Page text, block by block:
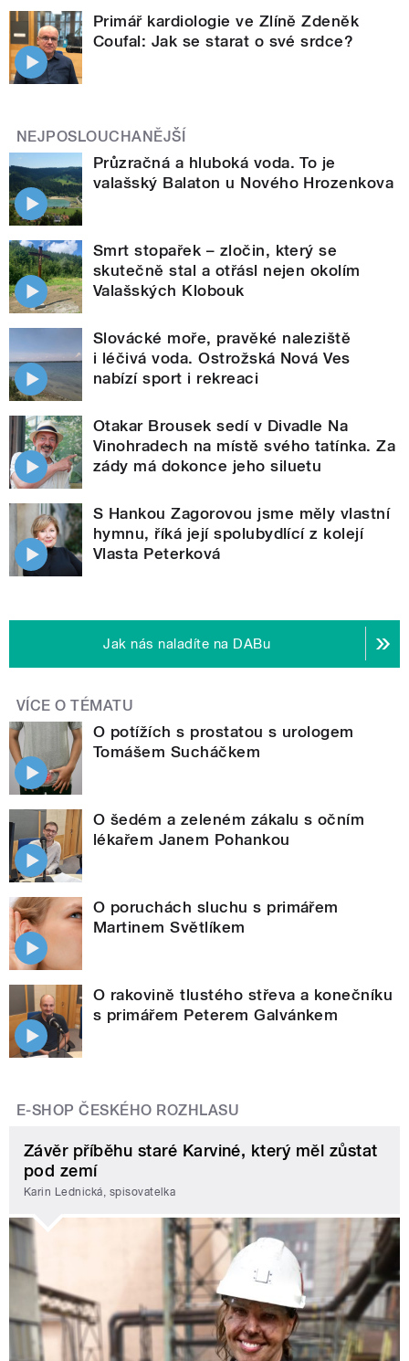
Primář kardiologie ve Zlíně Zdeněk
Coufal: Jak se starat o své srdce?
NEJPOSLOUCHANĚJŠÍ
Průzračná a hluboká voda. To je
valašský Balaton u Nového Hrozenkova
Smrt stopařek – zločin, který se
skutečně stal a otřásl nejen okolím
Valašských Klobouk
Slovácké moře, pravěké naleziště
i léčivá voda. Ostrožská Nová Ves
nabízí sport i rekreaci
Otakar Brousek sedí v Divadle Na
Vinohradech na místě svého tatínka. Za
zády má dokonce jeho siluetu
S Hankou Zagorovou jsme měly vlastní
hymnu, říká její spolubydlící z kolejí
Vlasta Peterková
Jak nás naladíte na DABu
VÍCE O TÉMATU
O potížích s prostatou s urologem
Tomášem Sucháčkem
O šedém a zeleném zákalu s očním
lékařem Janem Pohankou
O poruchách sluchu s primářem
Martinem Světlíkem
O rakovině tlustého střeva a konečníku
s primářem Peterem Galvánkem
E-SHOP ČESKÉHO ROZHLASU
Závěr příběhu staré Karviné, který měl zůstat
pod zemí
Karin Lednická, spisovatelka